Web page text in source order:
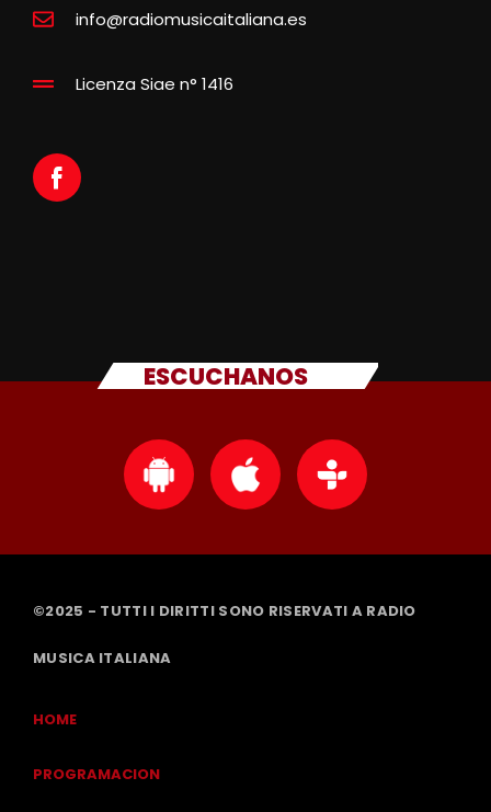
info@radiomusicaitaliana.es
Licenza Siae n° 1416
ESCUCHANOS
©2025 - TUTTI I DIRITTI SONO RISERVATI A RADIO
MUSICA ITALIANA
HOME
PROGRAMACION